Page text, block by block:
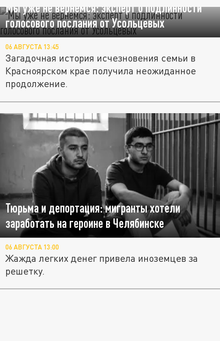
Мы уже не вернемся: эксперт о подлинности
голосового послания от Усольцевых
06 АВГУСТА 13:45
Загадочная история исчезновения семьи в
Красноярском крае получила неожиданное
продолжение.
Тюрьма и депортация: мигранты хотели
заработать на героине в Челябинске
06 АВГУСТА 13:00
Жажда легких денег привела иноземцев за
решетку.